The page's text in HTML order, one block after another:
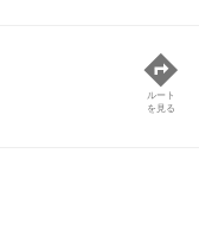
ルート
を見る